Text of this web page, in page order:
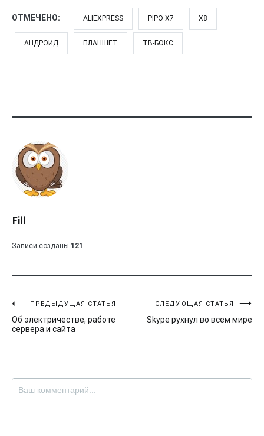
ОТМЕЧЕНО: ALIEXPRESS PIPO X7 X8
АНДРОИД ПЛАНШЕТ ТВ-БОКС
Fill
Записи созданы 121
Навигация
по
ПРЕДЫДУЩАЯ СТАТЬЯ
Об электричестве, работе
сервера и сайта
СЛЕДУЮЩАЯ СТАТЬЯ
Skype рухнул во всем мире